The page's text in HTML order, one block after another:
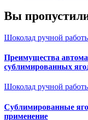
Вы
Шоколад ручной
Преимущества
сублимированных
Шоколад ручной
Сублимированные
применение